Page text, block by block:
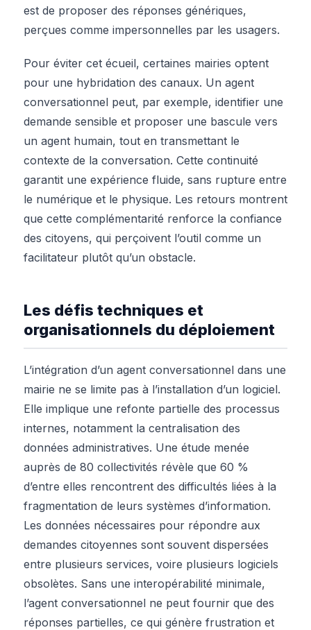
est de proposer des réponses génériques,
perçues comme impersonnelles par les usagers.
Pour éviter cet écueil, certaines mairies optent
pour une hybridation des canaux. Un agent
conversationnel peut, par exemple, identifier une
demande sensible et proposer une bascule vers
un agent humain, tout en transmettant le
contexte de la conversation. Cette continuité
garantit une expérience fluide, sans rupture entre
le numérique et le physique. Les retours montrent
que cette complémentarité renforce la confiance
des citoyens, qui perçoivent l’outil comme un
facilitateur plutôt qu’un obstacle.
Les défis techniques et
organisationnels du déploiement
L’intégration d’un agent conversationnel dans une
mairie ne se limite pas à l’installation d’un logiciel.
Elle implique une refonte partielle des processus
internes, notamment la centralisation des
données administratives. Une étude menée
auprès de 80 collectivités révèle que 60 %
d’entre elles rencontrent des difficultés liées à la
fragmentation de leurs systèmes d’information.
Les données nécessaires pour répondre aux
demandes citoyennes sont souvent dispersées
entre plusieurs services, voire plusieurs logiciels
obsolètes. Sans une interopérabilité minimale,
l’agent conversationnel ne peut fournir que des
réponses partielles, ce qui génère frustration et